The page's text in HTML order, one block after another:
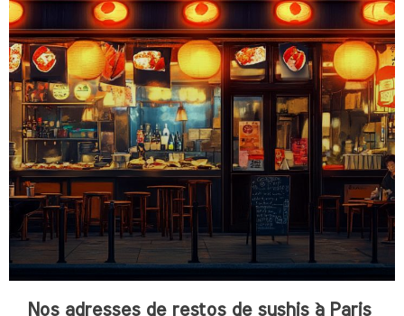
Nos adresses de restos de sushis à Paris